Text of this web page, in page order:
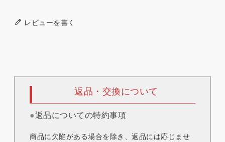
レビューを書く
返品・交換について
●返品についての特約事項
商品に欠陥がある場合を除き、返品には応じませ